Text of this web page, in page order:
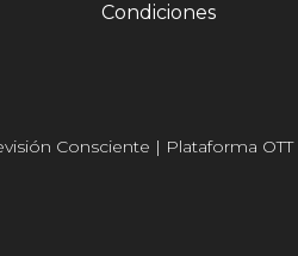
Condiciones
Consciente | Plataforma